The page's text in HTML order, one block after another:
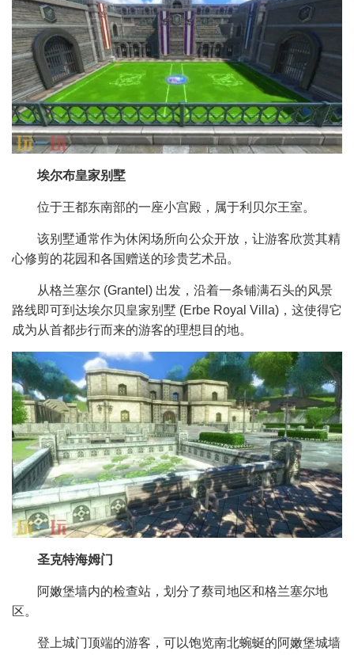
埃尔布皇家别墅
位于王都东南部的一座小宫殿，属于利贝尔王室。
该别墅通常作为休闲场所向公众开放，让游客欣赏其精
心修剪的花园和各国赠送的珍贵艺术品。
从格兰塞尔 (Grantel) 出发，沿着一条铺满石头的风景
路线即可到达埃尔贝皇家别墅 (Erbe Royal Villa)，这使得它
成为从首都步行而来的游客的理想目的地。
圣克特海姆门
阿嫩堡墙内的检查站，划分了蔡司地区和格兰塞尔地
区。
登上城门顶端的游客，可以饱览南北蜿蜒的阿嫩堡城墙